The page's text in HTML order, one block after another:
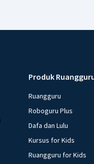
Produk
Ruangguru
Roboguru Plus
Dafa dan Lulu
Kursus for Kids
Ruangguru for Kids